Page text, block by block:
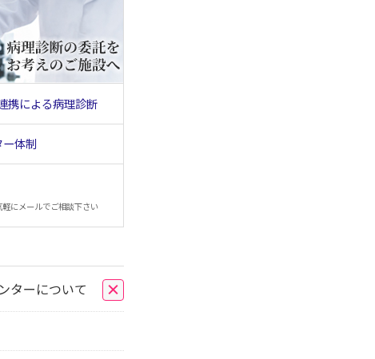
携による病理診断
体制
にメールでご相談下さい
ターについて